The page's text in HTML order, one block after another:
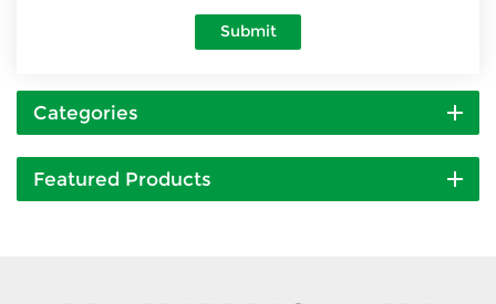
Submit
Categories
Featured Products